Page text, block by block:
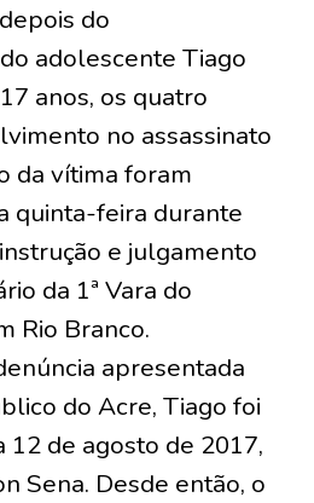
do
adolescente Tiago
anos, os quatro
no assassinato
da vítima foram
quinta-feira durante
e julgamento
da 1ª Vara do
Rio Branco.
apresentada
do Acre, Tiago foi
12 de agosto de 2017,
Sena. Desde então, o